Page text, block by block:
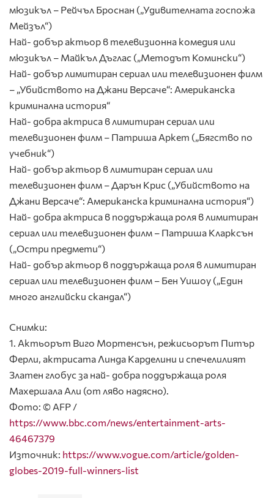
мюзикъл – Рейчъл Броснан („Удивителната госпожа
Мейзъл“)
Най- добър актьор в телевизионна комедия или
мюзикъл – Майкъл Дъглас („Методът Комински“)
Най- добър лимитиран сериал или телевизионен филм
– „Убийството на Джани Версаче“: Американска
криминална история“
Най- добра актриса в лимитиран сериал или
телевизионен филм – Патриша Аркет („Бягство по
учебник“)
Най- добър актьор в лимитиран сериал или
телевизионен филм – Дарън Крис („Убийството на
Джани Версаче“: Американска криминална история“)
Най- добра актриса в поддържаща роля в лимитиран
сериал или телевизионен филм – Патриша Кларксън
(„Остри предмети“)
Най- добър актьор в поддържаща роля в лимитиран
сериал или телевизионен филм – Бен Уишоу („Един
много английски скандал“)
Снимки:
1. Актьорът Виго Мортенсън, режисьорът Питър
Ферли, актрисата Линда Карделини и спечелилият
Златен глобус за най- добра поддържаща роля
Махершала Али (от ляво надясно).
Фото: © AFP /
https://www.bbc.com/news/entertainment-arts-
46467379
Източник: https://www.vogue.com/article/golden-
globes-2019-full-winners-list